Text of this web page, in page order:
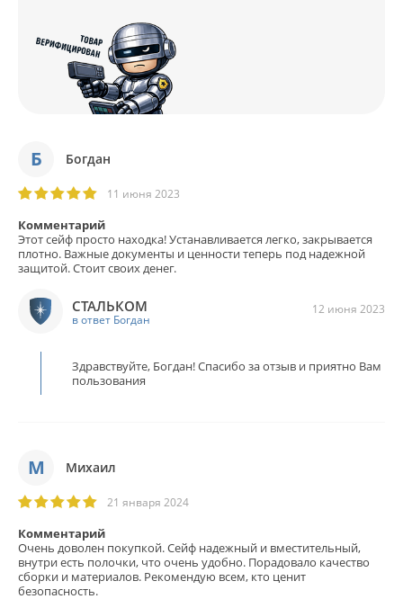
Б Богдан
11 июня 2023
Комментарий
Этот сейф просто находка! Устанавливается легко, закрывается
плотно. Важные документы и ценности теперь под надежной
защитой. Стоит своих денег.
12 июня 2023
СТАЛЬКОМ
в ответ Богдан
Здравствуйте, Богдан! Спасибо за отзыв и приятно Вам
пользования
М Михаил
21 января 2024
Комментарий
Очень доволен покупкой. Сейф надежный и вместительный,
внутри есть полочки, что очень удобно. Порадовало качество
сборки и материалов. Рекомендую всем, кто ценит
безопасность.